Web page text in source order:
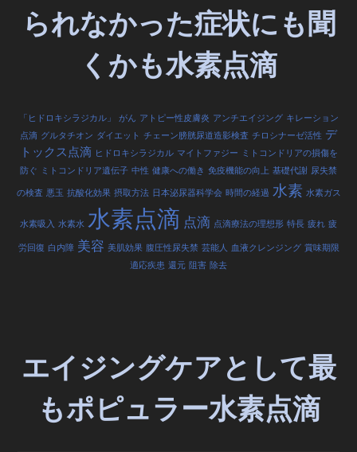
られなかった症状にも聞
くかも水素点滴
「ヒドロキシラジカル」 がん アトピー性皮膚炎 アンチエイジング キレーション
点滴 グルタチオン ダイエット チェーン膀胱尿道造影検査 チロシナーゼ活性 デ
トックス点滴 ヒドロキシラジカル マイトファジー ミトコンドリアの損傷を
防ぐ ミトコンドリア遺伝子 中性 健康への働き 免疫機能の向上 基礎代謝 尿失禁
の検査 悪玉 抗酸化効果 摂取方法 日本泌尿器科学会 時間の経過 水素 水素ガス
水素吸入 水素水 水素点滴 点滴 点滴療法の理想形 特長 疲れ 疲
労回復 白内障 美容 美肌効果 腹圧性尿失禁 芸能人 血液クレンジング 賞味期限
適応疾患 還元 阻害 除去
エイジングケアとして最
もポピュラー水素点滴